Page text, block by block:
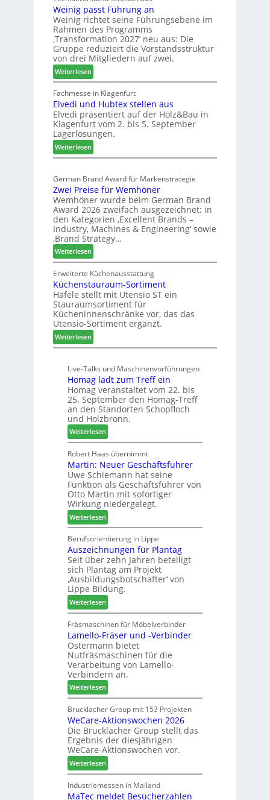
l
a
n
d
u
r
H
a
u
s
m
s
s
e
e
l
b
r
a
n
c
h
e
e
r
ö
r
t
e
t
Z
u
k
u
n
f
t
Weinig passt Führung an
Weinig richtet seine Führungsebene im
Rahmen des Programms
‚Transformation 2027‘ neu aus: Die
Gruppe reduziert die Vorstandsstruktur
von drei Mitgliedern auf zwei.
Weiterlesen:
W
e
i
n
i
g
p
a
s
t
F
ü
h
r
u
n
g
a
n
Fachmesse in Klagenfurt
Elvedi und Hubtex stellen aus
Elvedi präsentiert auf der Holz&Bau in
Klagenfurt vom 2. bis 5. September
Lagerlösungen.
Weiterlesen:
E
v
e
d
i
u
n
d
H
u
b
t
e
x
s
t
e
e
n
a
u
s
German Brand Award für Markenstrategie
Zwei Preise für Wemhöner
Wemhöner wurde beim German Brand
Award 2026 zweifach ausgezeichnet: in
den Kategorien ‚Excellent Brands –
Industry, Machines & Engineering‘ sowie
‚Brand Strategy…
Weiterlesen:
Z
w
e
i
P
r
e
i
s
f
ü
r
W
e
m
h
ö
n
e
r
Erweiterte Küchenausstattung
Küchenstauraum-Sortiment
Häfele stellt mit Utensio ST ein
Stauraumsortiment für
Kücheninnenschränke vor, das das
Utensio-Sortiment ergänzt.
Weiterlesen:
K
c
h
e
n
s
t
a
u
r
a
u
m
-
S
o
t
i
m
e
n
t
Live-Talks und Maschinenvorführungen
Homag lädt zum Treff ein
Homag veranstaltet vom 22. bis
25. September den Homag-Treff
an den Standorten Schopfloch
und Holzbronn.
Weiterlesen:
H
o
m
a
g
l
ä
d
t
z
u
m
T
r
e
f
f
e
i
n
Robert Haas übernimmt
Martin: Neuer Geschäftsführer
Uwe Schiemann hat seine
Funktion als Geschäftsführer von
Otto Martin mit sofortiger
Wirkung niedergelegt.
Weiterlesen:
M
a
r
t
i
n
:
N
e
u
e
r
G
e
s
c
h
ä
f
t
s
f
ü
h
r
Berufsorientierung in Lippe
Auszeichnungen für Plantag
Seit über zehn Jahren beteiligt
sich Plantag am Projekt
‚Ausbildungsbotschafter‘ von
Lippe Bildung.
Weiterlesen:
A
u
s
z
e
i
c
h
n
u
n
g
e
n
f
ü
r
P
Fräsmaschinen für Möbelverbinder
Lamello-Fräser und -Verbinder
Ostermann bietet
Nutfräsmaschinen für die
Verarbeitung von Lamello-
Verbindern an.
Weiterlesen:
L
a
m
e
l
l
o
-
F
r
Brucklacher Group mit 153 Projekten
WeCare-Aktionswochen 2026
Die Brucklacher Group stellt das
Ergebnis der diesjährigen
WeCare-Aktionswochen vor.
Weiterlesen:
W
e
C
Industriemessen in Mailand
MaTec meldet Besucherzahlen